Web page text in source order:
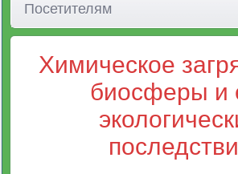
Посетителям
Химическое
биосферы и